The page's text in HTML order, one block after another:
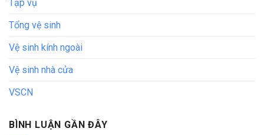
Tạp vụ
Tổng vệ sinh
Vệ sinh kính ngoài
Vệ sinh nhà cửa
VSCN
BÌNH LUẬN GẦN ĐÂY